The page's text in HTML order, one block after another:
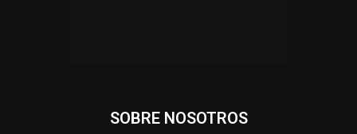
SOBRE NOSOTROS